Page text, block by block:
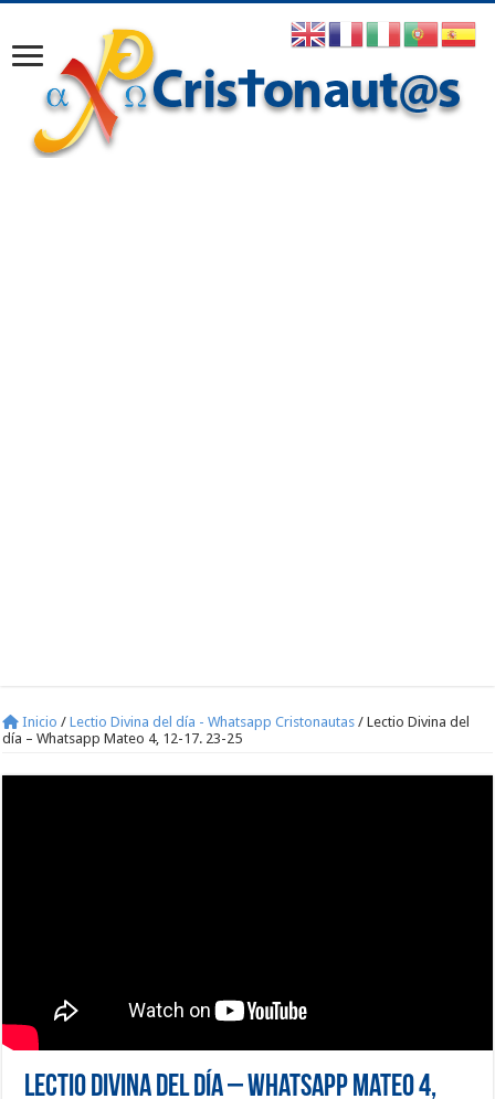
Inicio / Lectio Divina del día - Whatsapp Cristonautas / Lectio Divina del
día – Whatsapp Mateo 4, 12-17. 23-25
Lectio Divina del día – Whatsapp Mateo 4,